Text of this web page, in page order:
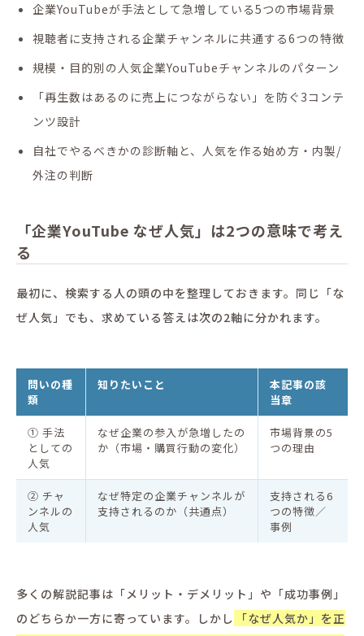
企業YouTubeが手法として急増している5つの市場背景
視聴者に支持される企業チャンネルに共通する6つの特徴
規模・目的別の人気企業YouTubeチャンネルのパターン
「再生数はあるのに売上につながらない」を防ぐ3コンテ
ンツ設計
自社でやるべきかの診断軸と、人気を作る始め方・内製/
外注の判断
「企業YouTube なぜ人気」は2つの意味で考え
る
最初に、検索する人の頭の中を整理しておきます。同じ「な
ぜ人気」でも、求めている答えは次の2軸に分かれます。
問いの種
類
知りたいこと
本記事の該
当章
① 手法
としての
人気
なぜ企業の参入が急増したの
か（市場・購買行動の変化）
市場背景の5
つの理由
② チャ
ンネルの
人気
なぜ特定の企業チャンネルが
支持されるのか（共通点）
支持される6
つの特徴／
事例
多くの解説記事は「メリット・デメリット」や「成功事例」
のどちらか一方に寄っています。しかし
「なぜ人気か」を正